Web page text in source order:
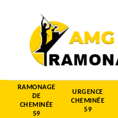
RAMONAGE
DE
CHEMINÉE
59
URGENCE
CHEMINÉE
59